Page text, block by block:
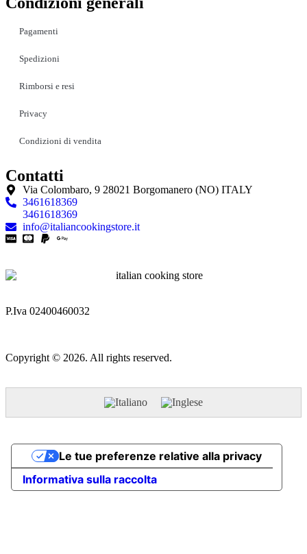
Pagamenti
Spedizioni
Rimborsi e resi
Privacy
Condizioni di vendita
Contatti
Via Colombaro, 9 28021 Borgomanero (NO) ITALY
3461618369
3461618369
info@italiancookingstore.it
P.Iva 02400460032
Copyright © 2026. All rights reserved.
Informativa sulla raccolta
Le tue preferenze relative alla privacy